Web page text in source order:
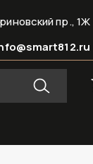
пр., 1Ж